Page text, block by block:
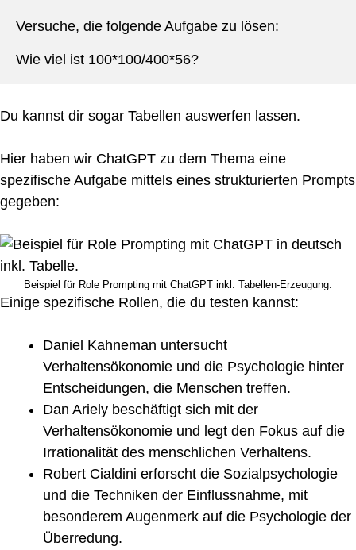
Versuche, die folgende Aufgabe zu lösen:
Wie viel ist 100*100/400*56?
Du kannst dir sogar Tabellen auswerfen lassen.
Hier haben wir ChatGPT zu dem Thema eine
spezifische Aufgabe mittels eines strukturierten Prompts
gegeben:
Beispiel für Role Prompting mit ChatGPT inkl. Tabellen-Erzeugung.
Einige spezifische Rollen, die du testen kannst:
Daniel Kahneman untersucht
Verhaltensökonomie und die Psychologie hinter
Entscheidungen, die Menschen treffen.
Dan Ariely beschäftigt sich mit der
Verhaltensökonomie und legt den Fokus auf die
Irrationalität des menschlichen Verhaltens.
Robert Cialdini erforscht die Sozialpsychologie
und die Techniken der Einflussnahme, mit
besonderem Augenmerk auf die Psychologie der
Überredung.